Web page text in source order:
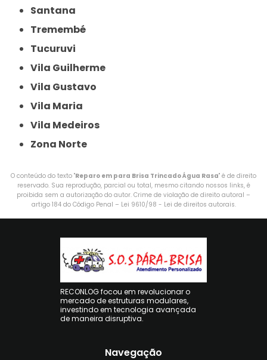
Santana
Tremembé
Tucuruvi
Vila Guilherme
Vila Gustavo
Vila Maria
Vila Medeiros
Zona Norte
O conteúdo do texto "Reparo em para Brisa Trincado Água Rasa" é de direito
reservado. Sua reprodução, parcial ou total, mesmo citando nossos links, é
proibida sem a autorização do autor. Crime de violação de direito autoral –
artigo 184 do Código Penal – Lei 9610/98 - Lei de direitos autorais.
RECONLOG focou em revolucionar o
mercado de estruturas modulares,
investindo em tecnologia avançada
de maneira disruptiva.
Navegação